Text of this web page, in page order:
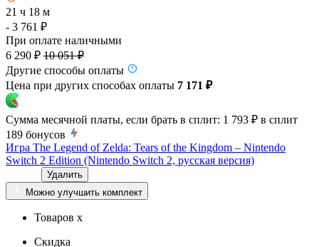
21 ч 18 м
- 3 761 ₽
При оплате наличными
6 290 ₽ 10 051 ₽
Другие способы оплаты
Цена при других способах оплаты 7 171 ₽
Сумма месячной платы, если брать в сплит: 1 793 ₽ в сплит
189 бонусов
Игра The Legend of Zelda: Tears of the Kingdom – Nintendo
Switch 2 Edition (Nintendo Switch 2, русская версия)
Удалить
Можно улучшить комплект
Товаров x
Скидка